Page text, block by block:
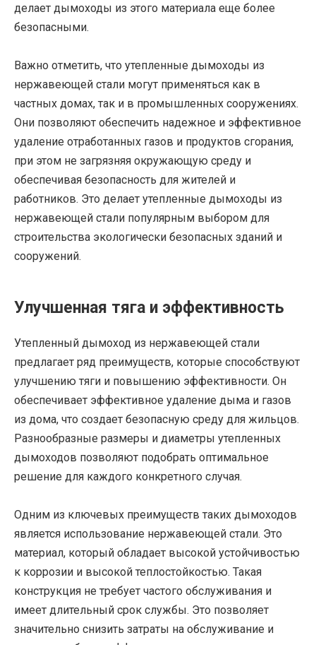
делает дымоходы из этого материала еще более
безопасными.
Важно отметить, что утепленные дымоходы из
нержавеющей стали могут применяться как в
частных домах, так и в промышленных сооружениях.
Они позволяют обеспечить надежное и эффективное
удаление отработанных газов и продуктов сгорания,
при этом не загрязняя окружающую среду и
обеспечивая безопасность для жителей и
работников. Это делает утепленные дымоходы из
нержавеющей стали популярным выбором для
строительства экологически безопасных зданий и
сооружений.
Улучшенная тяга и эффективность
Утепленный дымоход из нержавеющей стали
предлагает ряд преимуществ, которые способствуют
улучшению тяги и повышению эффективности. Он
обеспечивает эффективное удаление дыма и газов
из дома, что создает безопасную среду для жильцов.
Разнообразные размеры и диаметры утепленных
дымоходов позволяют подобрать оптимальное
решение для каждого конкретного случая.
Одним из ключевых преимуществ таких дымоходов
является использование нержавеющей стали. Это
материал, который обладает высокой устойчивостью
к коррозии и высокой теплостойкостью. Такая
конструкция не требует частого обслуживания и
имеет длительный срок службы. Это позволяет
значительно снизить затраты на обслуживание и